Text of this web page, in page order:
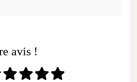
avis !